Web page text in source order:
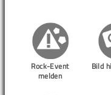
Rock-Event
melden
Bild